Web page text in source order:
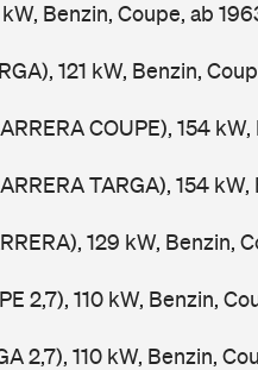
kW, Benzin, Coupe, ab
121 kW, Benzin,
COUPE), 154
TARGA), 154
129 kW, Benzin,
2,7), 110 kW, Benzin,
2,7), 110 kW, Benzin,